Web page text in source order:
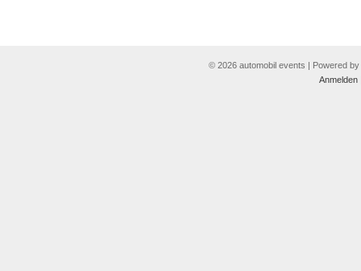
© 2026 automobil events | Powered by
Anmelden|